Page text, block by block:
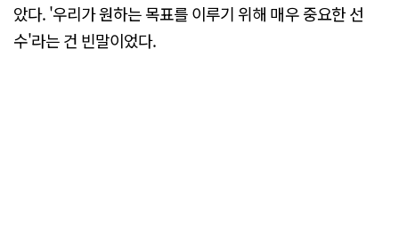
았다. '우리가 원하는 목표를 이루기 위해 매우 중요한 선
수'라는 건 빈말이었다.